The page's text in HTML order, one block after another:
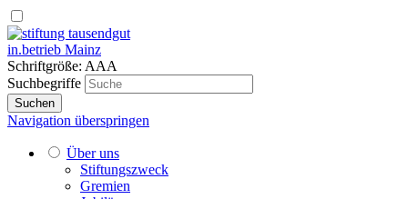
in.betrieb Mainz
Schriftgröße: AAA
Suchbegriffe
Suchen
Navigation überspringen
Über uns
Stiftungszweck
Gremien